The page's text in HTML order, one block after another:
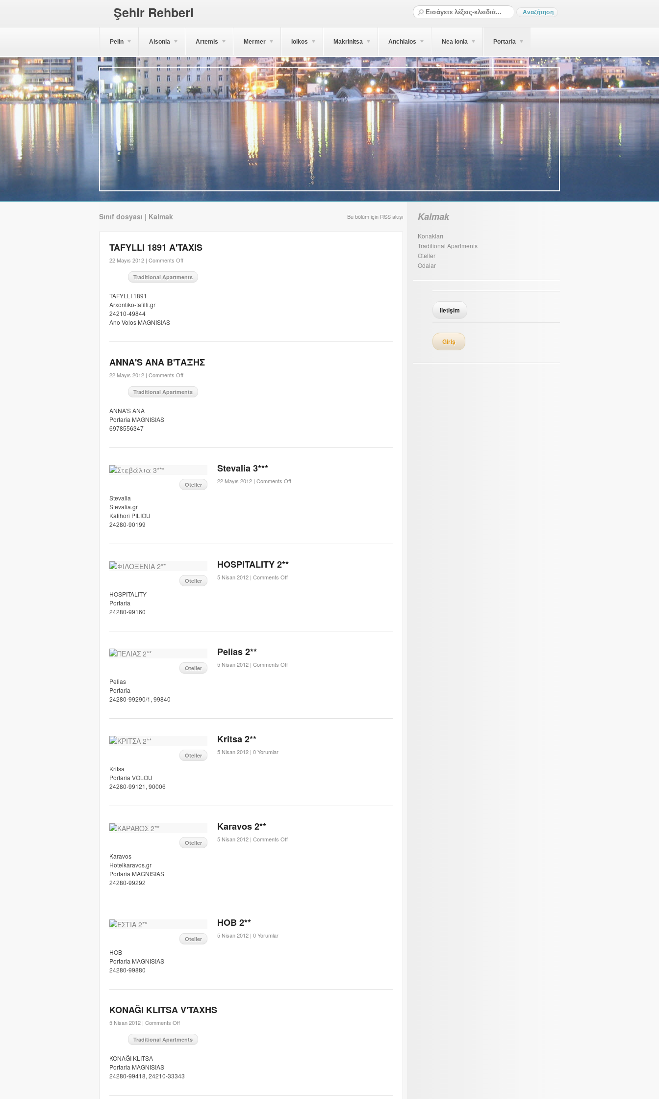
Şehir Rehberi
Pelin Aisonia Artemis Mermer Iolkos Makrinitsa Anchialos Nea Ionia Portaria
Sınıf dosyası | Kalmak Bu bölüm için RSS akışı
TAFYLLI 1891 A'TAXIS
22 Mayıs 2012 | Comments Off
Traditional Apartments
TAFYLLI 1891
Arxontiko-tafilli.gr
24210-49844
Ano Volos MAGNISIAS
ANNA'S ANA B'ΤΑΞΗΣ
22 Mayıs 2012 | Comments Off
Traditional Apartments
ANNA'S ANA
Portaria MAGNISIAS
6978556347
Oteller
Stevalia 3***
22 Mayıs 2012 | Comments Off
Stevalia
Stevalia.gr
Katihori PILIOU
24280-90199
Oteller
HOSPITALITY 2**
5 Nisan 2012 | Comments Off
HOSPITALITY
Portaria
24280-99160
Oteller
Pelias 2**
5 Nisan 2012 | Comments Off
Pelias
Portaria
24280-99290/1, 99840
Oteller
Kritsa 2**
5 Nisan 2012 | 0 Yorumlar
Kritsa
Portaria VOLOU
24280-99121, 90006
Oteller
Karavos 2**
5 Nisan 2012 | Comments Off
Karavos
Hotelkaravos.gr
Portaria MAGNISIAS
24280-99292
Oteller
HOB 2**
5 Nisan 2012 | 0 Yorumlar
HOB
Portaria MAGNISIAS
24280-99880
KONAĞI KLITSA V'TAXHS
5 Nisan 2012 | Comments Off
Traditional Apartments
KONAĞI KLITSA
Portaria MAGNISIAS
24280-99418, 24210-33343
Kalmak
Konakları
Traditional Apartments
Oteller
Odalar
Iletişim
Giriş